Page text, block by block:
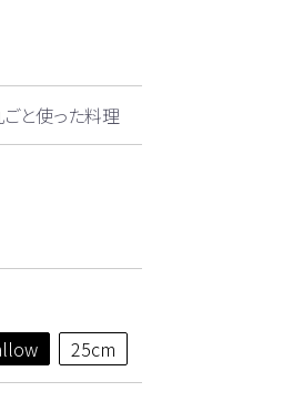
と使った料理
25cm